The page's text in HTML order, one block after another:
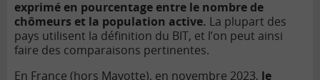
exprimé en pourcentage entre le nombre de
chômeurs et la population active. La plupart des
pays utilisent la définition du BIT, et l’on peut ainsi
faire des comparaisons pertinentes.
En France (hors Mayotte), en novembre 2023, le